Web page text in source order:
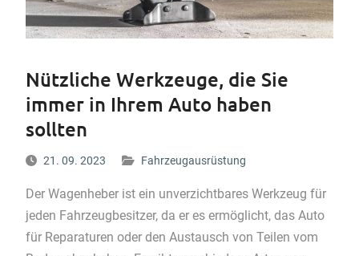
Nützliche Werkzeuge, die Sie
immer in Ihrem Auto haben
sollten
21. 09. 2023 Fahrzeugausrüstung
Der Wagenheber ist ein unverzichtbares Werkzeug für
jeden Fahrzeugbesitzer, da er es ermöglicht, das Auto
für Reparaturen oder den Austausch von Teilen vom